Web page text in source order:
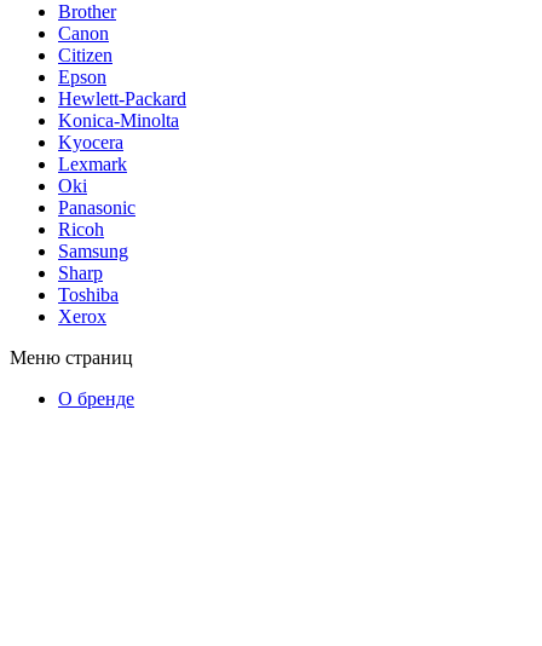
Brother
Canon
Citizen
Epson
Hewlett-Packard
Konica-Minolta
Kyocera
Lexmark
Oki
Panasonic
Ricoh
Samsung
Sharp
Toshiba
Xerox
Меню страниц
О бренде